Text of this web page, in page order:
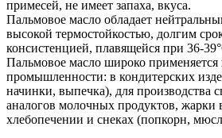
примесей, не имеет запаха, вкуса.
Пальмовое масло обладает
высокой термостойкостью, долгим
консистенцией, плавящейся при 36-
Пальмовое масло широко
промышленности: в кондитерских
начинки, выпечка), для производства
аналогов молочных продуктов, жарки
хлебопечении и снеках (попкорн,